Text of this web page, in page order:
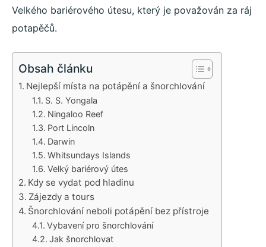
Velkého bariérového útesu, který je považován za ráj
potapěčů.
Obsah článku
Nejlepší místa na potápění a šnorchlování
S. S. Yongala
Ningaloo Reef
Port Lincoln
Darwin
Whitsundays Islands
Velký bariérový útes
Kdy se vydat pod hladinu
Zájezdy a tours
Šnorchlování neboli potápění bez přístroje
Vybavení pro šnorchlování
Jak šnorchlovat